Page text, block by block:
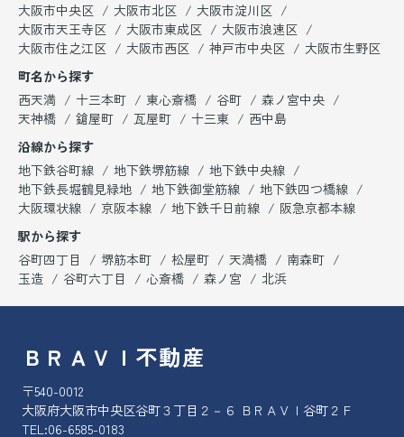
大阪市中央区
大阪市北区
大阪市淀川区
大阪市天王寺区
大阪市東成区
大阪市浪速区
大阪市住之江区
大阪市西区 神戸市中央区
大阪市生野区
町名から探す
西天満
十三本町 東心斎橋 谷町
森ノ宮中央
天神橋
鎗屋町 瓦屋町 十三東
西中島
沿線から探す
地下鉄谷町線
地下鉄堺筋線
地下鉄中央線
地下鉄長堀鶴見緑地
地下鉄御堂筋線
地下鉄四つ橋線
大阪環状線
京阪本線 地下鉄千日前線
阪急京都本線
駅から探す
谷町四丁目
堺筋本町 松屋町 天満橋
南森町
玉造
谷町六丁目 心斎橋 森ノ宮 北浜
ＢＲＡＶＩ不動産
〒540-0012
大阪府大阪市中央区谷町３丁目２－６ ＢＲＡＶＩ谷町２Ｆ
TEL:06-6585-0183